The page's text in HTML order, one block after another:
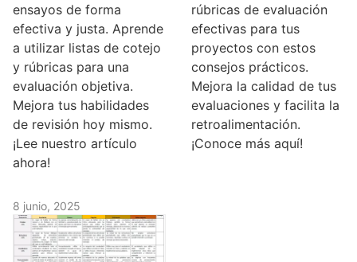
ensayos de forma
efectiva y justa. Aprende
a utilizar listas de cotejo
y rúbricas para una
evaluación objetiva.
Mejora tus habilidades
de revisión hoy mismo.
¡Lee nuestro artículo
ahora!
rúbricas de evaluación
efectivas para tus
proyectos con estos
consejos prácticos.
Mejora la calidad de tus
evaluaciones y facilita la
retroalimentación.
¡Conoce más aquí!
8 junio, 2025